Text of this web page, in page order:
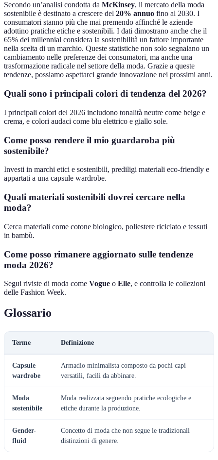
Secondo un’analisi condotta da McKinsey, il mercato della moda
sostenibile è destinato a crescere del 20% annuo fino al 2030. I
consumatori stanno più che mai premendo affinché le aziende
adottino pratiche etiche e sostenibili. I dati dimostrano anche che il
65% dei millennial considera la sostenibilità un fattore importante
nella scelta di un marchio. Queste statistiche non solo segnalano un
cambiamento nelle preferenze dei consumatori, ma anche una
trasformazione radicale nel settore della moda. Grazie a queste
tendenze, possiamo aspettarci grande innovazione nei prossimi anni.
Quali sono i principali colori di tendenza del 2026?
I principali colori del 2026 includono tonalità neutre come beige e
crema, e colori audaci come blu elettrico e giallo sole.
Come posso rendere il mio guardaroba più
sostenibile?
Investi in marchi etici e sostenibili, prediligi materiali eco-friendly e
appartati a una capsule wardrobe.
Quali materiali sostenibili dovrei cercare nella
moda?
Cerca materiali come cotone biologico, poliestere riciclato e tessuti
in bambù.
Come posso rimanere aggiornato sulle tendenze
moda 2026?
Segui riviste di moda come Vogue o Elle, e controlla le collezioni
delle Fashion Week.
Glossario
Terme Definizione
Capsule
wardrobe
Armadio minimalista composto da pochi capi
versatili, facili da abbinare.
Moda
sostenibile
Moda realizzata seguendo pratiche ecologiche e
etiche durante la produzione.
Gender-
fluid
Concetto di moda che non segue le tradizionali
distinzioni di genere.